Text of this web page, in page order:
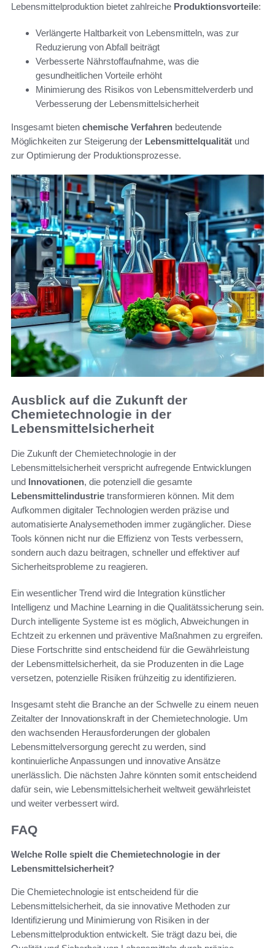
Lebensmittelproduktion bietet zahlreiche Produktionsvorteile:
Verlängerte Haltbarkeit von Lebensmitteln, was zur
Reduzierung von Abfall beiträgt
Verbesserte Nährstoffaufnahme, was die
gesundheitlichen Vorteile erhöht
Minimierung des Risikos von Lebensmittelverderb und
Verbesserung der Lebensmittelsicherheit
Insgesamt bieten chemische Verfahren bedeutende
Möglichkeiten zur Steigerung der Lebensmittelqualität und
zur Optimierung der Produktionsprozesse.
Ausblick auf die Zukunft der
Chemietechnologie in der
Lebensmittelsicherheit
Die Zukunft der Chemietechnologie in der
Lebensmittelsicherheit verspricht aufregende Entwicklungen
und Innovationen, die potenziell die gesamte
Lebensmittelindustrie transformieren können. Mit dem
Aufkommen digitaler Technologien werden präzise und
automatisierte Analysemethoden immer zugänglicher. Diese
Tools können nicht nur die Effizienz von Tests verbessern,
sondern auch dazu beitragen, schneller und effektiver auf
Sicherheitsprobleme zu reagieren.
Ein wesentlicher Trend wird die Integration künstlicher
Intelligenz und Machine Learning in die Qualitätssicherung sein.
Durch intelligente Systeme ist es möglich, Abweichungen in
Echtzeit zu erkennen und präventive Maßnahmen zu ergreifen.
Diese Fortschritte sind entscheidend für die Gewährleistung
der Lebensmittelsicherheit, da sie Produzenten in die Lage
versetzen, potenzielle Risiken frühzeitig zu identifizieren.
Insgesamt steht die Branche an der Schwelle zu einem neuen
Zeitalter der Innovationskraft in der Chemietechnologie. Um
den wachsenden Herausforderungen der globalen
Lebensmittelversorgung gerecht zu werden, sind
kontinuierliche Anpassungen und innovative Ansätze
unerlässlich. Die nächsten Jahre könnten somit entscheidend
dafür sein, wie Lebensmittelsicherheit weltweit gewährleistet
und weiter verbessert wird.
FAQ
Welche Rolle spielt die Chemietechnologie in der
Lebensmittelsicherheit?
Die Chemietechnologie ist entscheidend für die
Lebensmittelsicherheit, da sie innovative Methoden zur
Identifizierung und Minimierung von Risiken in der
Lebensmittelproduktion entwickelt. Sie trägt dazu bei, die